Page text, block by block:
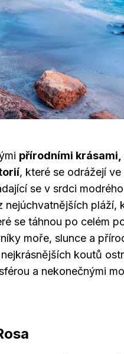
přírodními krásami,
, které se odrážejí ve
se v srdci modrého
pláží,
se táhnou po celém
moře, slunce a
koutů
a nekonečnými